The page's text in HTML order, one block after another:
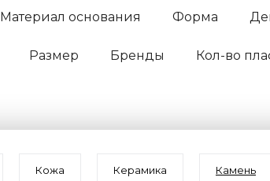
Материал основания Форма
Размер Бренды Кол-во
Кожа Керамика Камень